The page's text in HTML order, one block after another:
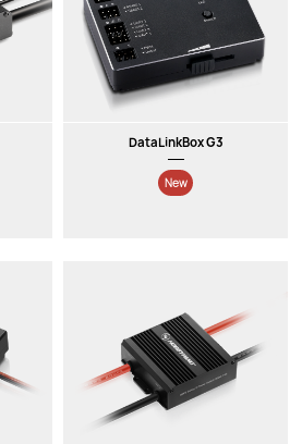
DataLinkBox G3
New